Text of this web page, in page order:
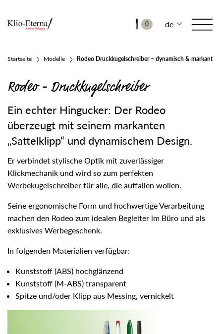
0 de
Startseite Modelle Rodeo Druckkugelschreiber – dynamisch & markant
Rodeo - Druckkugelschreiber
Ein echter Hingucker: Der Rodeo
überzeugt mit seinem markanten
„Sattelklipp“ und dynamischem Design.
Er verbindet stylische Optik mit zuverlässiger
Klickmechanik und wird so zum perfekten
Werbekugelschreiber für alle, die auffallen wollen.
Seine ergonomische Form und hochwertige Verarbeitung
machen den Rodeo zum idealen Begleiter im Büro und als
exklusives Werbegeschenk.
In folgenden Materialien verfügbar:
Kunststoff (ABS) hochglänzend
Kunststoff (M-ABS) transparent
Spitze und/oder Klipp aus Messing, vernickelt